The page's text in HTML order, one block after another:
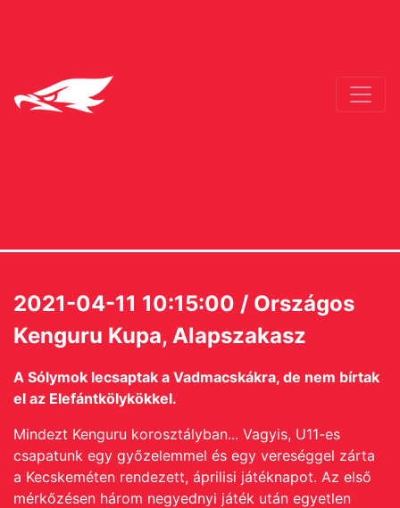
2021-04-11 10:15:00 / Országos
Kenguru Kupa, Alapszakasz
A Sólymok lecsaptak a Vadmacskákra, de nem bírtak
el az Elefántkölykökkel.
Mindezt Kenguru korosztályban... Vagyis, U11-es
csapatunk egy győzelemmel és egy vereséggel zárta
a Kecskeméten rendezett, áprilisi játéknapot. Az első
mérkőzésen három negyednyi játék után egyetlen